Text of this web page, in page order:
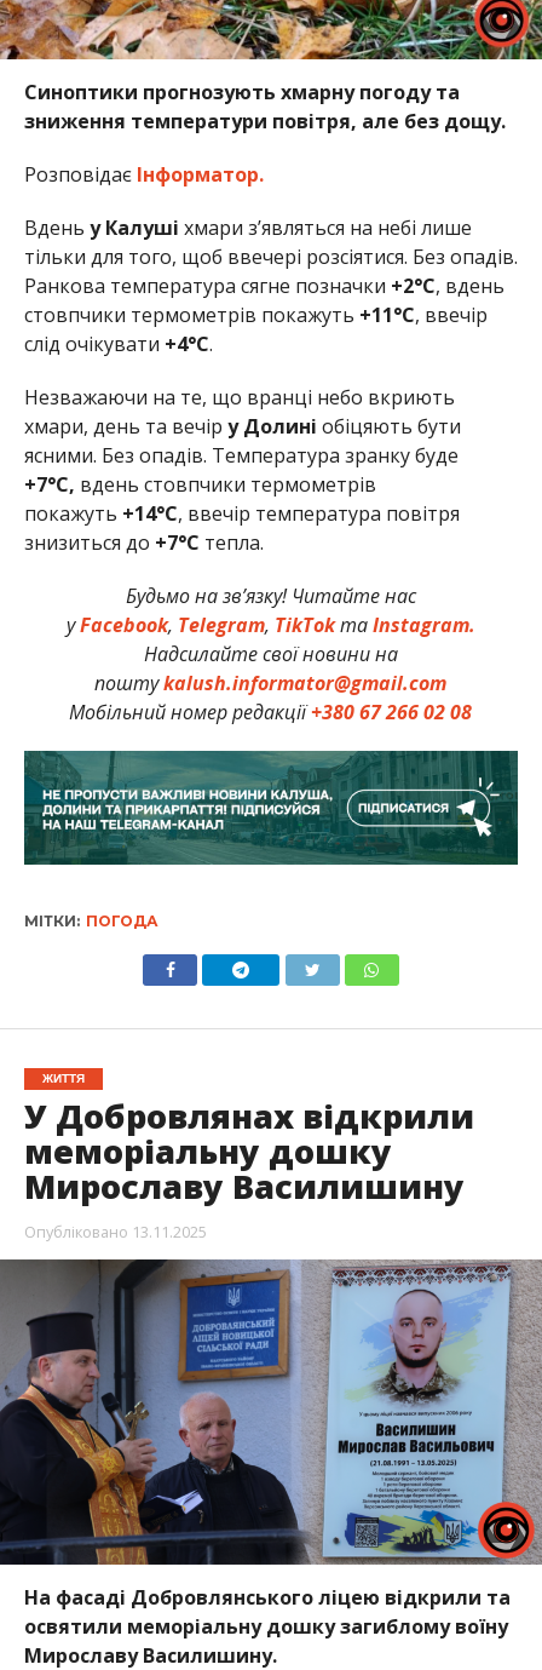
Синоптики прогнозують хмарну погоду та
зниження температури повітря, але без дощу.
РозповідаєІнформатор.
Вдень у Калуші хмари з’являться на небі лише
тільки для того, щоб ввечері розсіятися. Без опадів.
Ранкова температура сягне позначки +2°C, вдень
стовпчики термометрів покажуть +11°C, ввечір
слід очікувати +4°C.
Незважаючи на те, що вранці небо вкриють
хмари, день та вечір у Долині обіцяють бути
ясними. Без опадів. Температура зранку буде
+7°C, вдень стовпчики термометрів
покажуть +14°C, ввечір температура повітря
знизиться до +7°C тепла.
Будьмо на зв’язку! Читайте нас
уFacebook, Telegram, TikTokтаInstagram.
Надсилайте свої новини на
поштуkalush.informator@gmail.com
Мобільний номер редакції+380 67 266 02 08
МІТКИ: ПОГОДА
ЖИТТЯ
У Добровлянах відкрили
меморіальну дошку
Мирославу Василишину
Опубліковано 13.11.2025
На фасаді Добровлянського ліцею відкрили та
освятили меморіальну дошку загиблому воїну
Мирославу Василишину.